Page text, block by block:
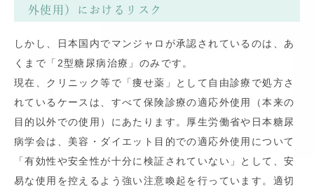
外使用）におけるリスク
しかし、日本国内でマンジャロが承認されているのは、あ
くまで「2型糖尿病治療」のみです。
現在、クリニック等で「痩せ薬」として自由診療で処方さ
れているケースは、すべて保険診療の適応外使用（本来の
目的以外での使用）にあたります。厚生労働省や日本糖尿
病学会は、美容・ダイエット目的での適応外使用について
「有効性や安全性が十分に検証されていない」として、安
易な使用を控えるよう強い注意喚起を行っています。適切